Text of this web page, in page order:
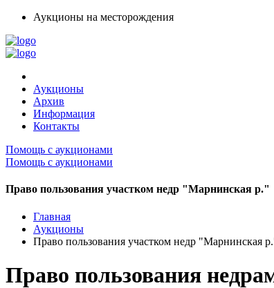
Аукционы на месторождения
Аукционы
Архив
Информация
Контакты
Помощь с аукционами
Помощь с аукционами
Право пользования участком недр "Марнинская р."
Главная
Аукционы
Право пользования участком недр "Марнинская
Право пользования